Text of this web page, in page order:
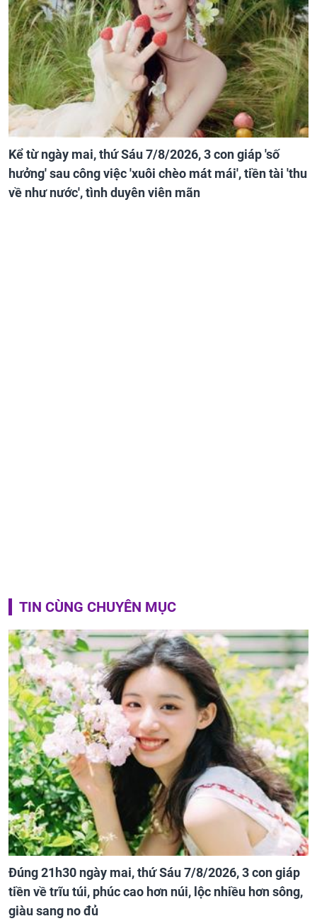
Kể từ ngày mai, thứ Sáu 7/8/2026, 3 con giáp 'số
hưởng' sau công việc 'xuôi chèo mát mái', tiền tài 'thu
về như nước', tình duyên viên mãn
TIN CÙNG CHUYÊN MỤC
Đúng 21h30 ngày mai, thứ Sáu 7/8/2026, 3 con giáp
tiền về trĩu túi, phúc cao hơn núi, lộc nhiều hơn sông,
giàu sang no đủ